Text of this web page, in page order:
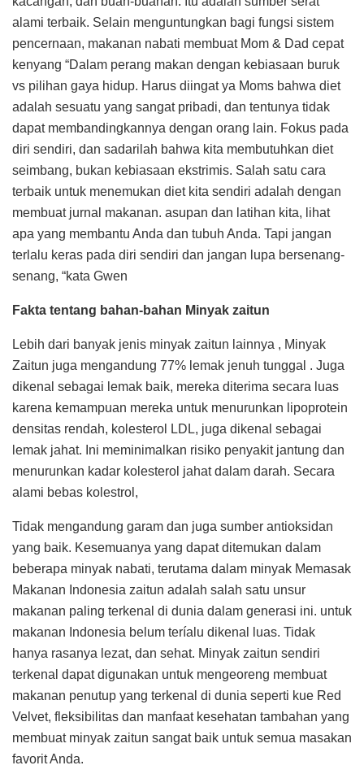
alami terbaik. Selain menguntungkan bagi fungsi sistem
pencernaan, makanan nabati membuat Mom & Dad cepat
kenyang “Dalam perang makan dengan kebiasaan buruk
vs pilihan gaya hidup. Harus diingat ya Moms bahwa diet
adalah sesuatu yang sangat pribadi, dan tentunya tidak
dapat membandingkannya dengan orang lain. Fokus pada
diri sendiri, dan sadarilah bahwa kita membutuhkan diet
seimbang, bukan kebiasaan ekstrimis. Salah satu cara
terbaik untuk menemukan diet kita sendiri adalah dengan
membuat jurnal makanan. asupan dan latihan kita, lihat
apa yang membantu Anda dan tubuh Anda. Tapi jangan
terlalu keras pada diri sendiri dan jangan lupa bersenang-
senang, “kata Gwen
Fakta tentang bahan-bahan Minyak zaitun
Lebih dari banyak jenis minyak zaitun lainnya , Minyak
Zaitun juga mengandung 77% lemak jenuh tunggal . Juga
dikenal sebagai lemak baik, mereka diterima secara luas
karena kemampuan mereka untuk menurunkan lipoprotein
densitas rendah, kolesterol LDL, juga dikenal sebagai
lemak jahat. Ini meminimalkan risiko penyakit jantung dan
menurunkan kadar kolesterol jahat dalam darah. Secara
alami bebas kolestrol,
Tidak mengandung garam dan juga sumber antioksidan
yang baik. Kesemuanya yang dapat ditemukan dalam
beberapa minyak nabati, terutama dalam minyak Memasak
Makanan Indonesia zaitun adalah salah satu unsur
makanan paling terkenal di dunia dalam generasi ini. untuk
makanan Indonesia belum teríalu dikenal luas. Tidak
hanya rasanya lezat, dan sehat. Minyak zaitun sendiri
terkenal dapat digunakan untuk mengeoreng membuat
makanan penutup yang terkenal di dunia seperti kue Red
Velvet, fleksibilitas dan manfaat kesehatan tambahan yang
membuat minyak zaitun sangat baik untuk semua masakan
favorit Anda.